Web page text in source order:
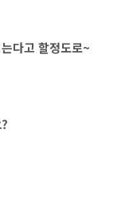
다고 할정도로~